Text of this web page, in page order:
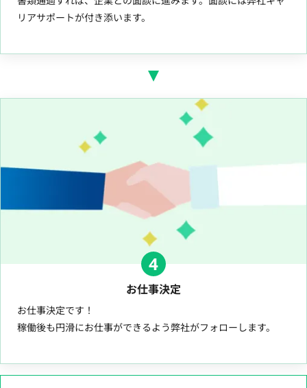
リアサポートが付き添います。
4
お仕事決定
お仕事決定です！
稼働後も円滑にお仕事ができるよう弊社がフォローします。